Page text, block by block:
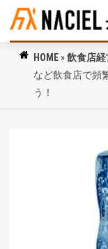
HOME »飲食店
など飲食店で頻
う！